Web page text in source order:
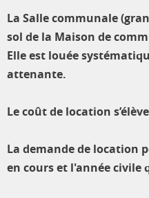
La Salle communale
sol de la Maison de
Elle est louée
attenante.
Le coût de location
La demande de location
en cours et l'année civile